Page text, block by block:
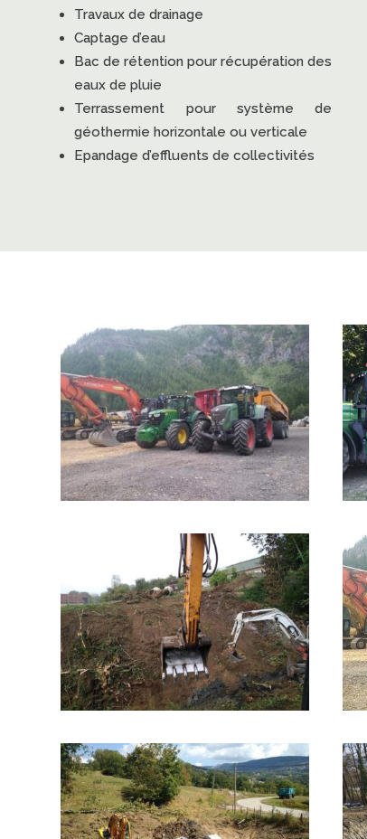
Travaux de drainage
Captage d’eau
Bac de rétention pour récupération des
eaux de pluie
Terrassement pour système de
géothermie horizontale ou verticale
Epandage d’effluents de collectivités